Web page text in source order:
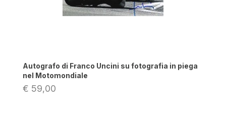
Autografo di Franco Uncini su fotografia in piega
nel Motomondiale
€ 59,00